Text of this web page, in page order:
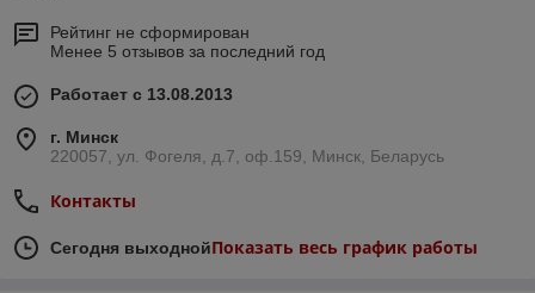
Рейтинг не сформирован
Менее 5 отзывов за последний год
Работает с 13.08.2013
г. Минск
220057, ул. Фогеля, д.7, оф.159, Минск, Беларусь
Контакты
Сегодня выходнойПоказать весь график работы